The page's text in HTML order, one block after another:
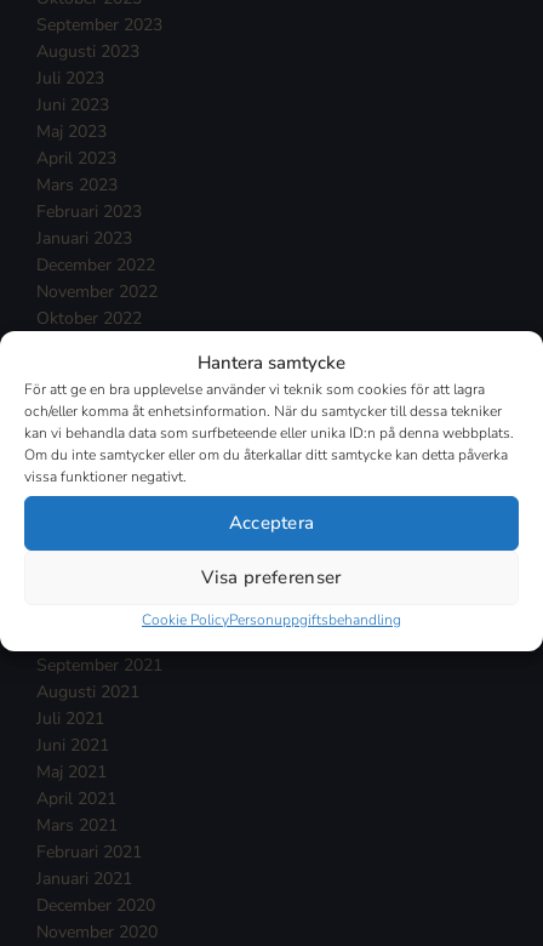
Hantera samtycke
För att ge en bra upplevelse använder vi teknik som cookies för att lagra
och/eller komma åt enhetsinformation. När du samtycker till dessa tekniker
kan vi behandla data som surfbeteende eller unika ID:n på denna webbplats.
Om du inte samtycker eller om du återkallar ditt samtycke kan detta påverka
vissa funktioner negativt.
Acceptera
Visa preferenser
Cookie PolicyPersonuppgiftsbehandling
September 2023
Augusti 2023
Juli 2023
Juni 2023
Maj 2023
April 2023
Mars 2023
Februari 2023
Januari 2023
December 2022
November 2022
Oktober 2022
Juli 2022
Juni 2022
Maj 2022
April 2022
November 2021
September 2021
Augusti 2021
Juli 2021
Juni 2021
Maj 2021
April 2021
Mars 2021
Februari 2021
Januari 2021
December 2020
November 2020